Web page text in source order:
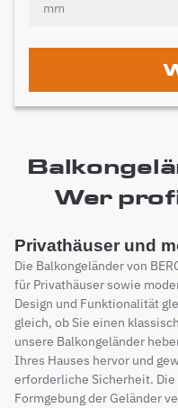
Wer
Privathäuser und
Die Balkongeländer von
für Privathäuser sowie
Design und Funktionalität
gleich, ob Sie einen
unsere Balkongeländer
Ihres Hauses hervor und
erforderliche Sicherheit.
Formgebung der Geländer